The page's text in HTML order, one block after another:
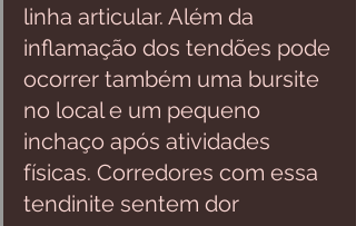
linha articular. Além da
inflamação dos tendões pode
ocorrer também uma bursite
no local e um pequeno
inchaço após atividades
físicas. Corredores com essa
tendinite sentem dor